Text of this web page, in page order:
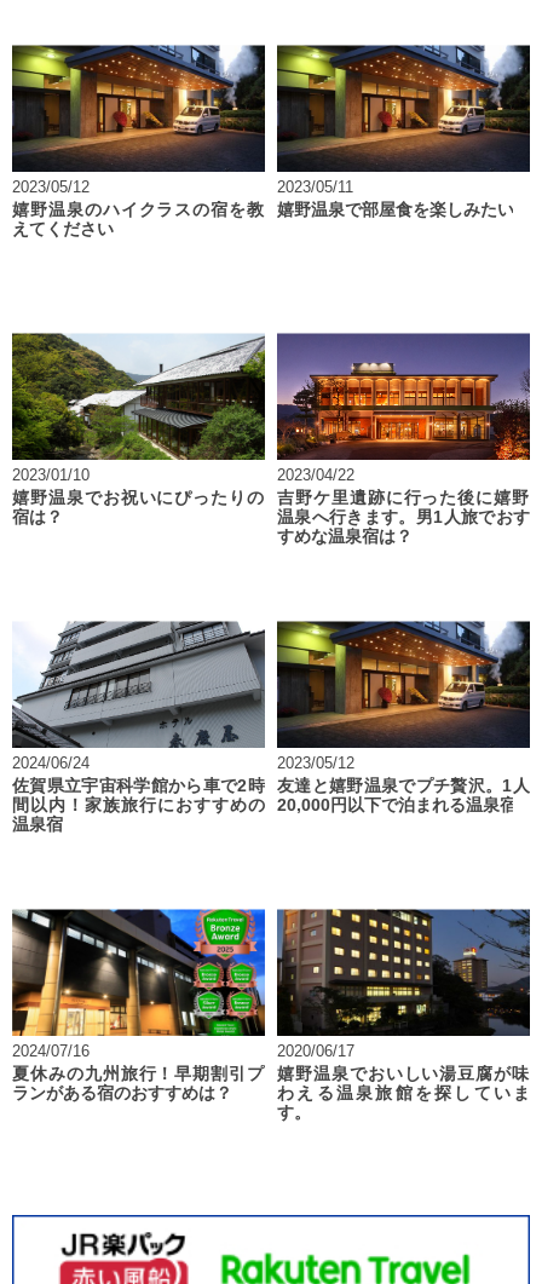
2023/05/12
嬉野温泉のハイクラスの宿を教
えてください
2023/05/11
嬉野温泉で部屋食を楽しみたい
2023/01/10
嬉野温泉でお祝いにぴったりの
宿は？
2023/04/22
吉野ケ里遺跡に行った後に嬉野
温泉へ行きます。男1人旅でおす
すめな温泉宿は？
2024/06/24
佐賀県立宇宙科学館から車で2時
間以内！家族旅行におすすめの
温泉宿
2023/05/12
友達と嬉野温泉でプチ贅沢。1人
20,000円以下で泊まれる温泉宿
2024/07/16
夏休みの九州旅行！早期割引プ
ランがある宿のおすすめは？
2020/06/17
嬉野温泉でおいしい湯豆腐が味
わえる温泉旅館を探していま
す。